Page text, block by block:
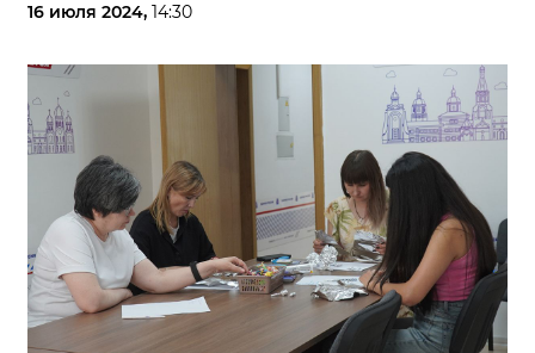
16 июля 2024, 14:30